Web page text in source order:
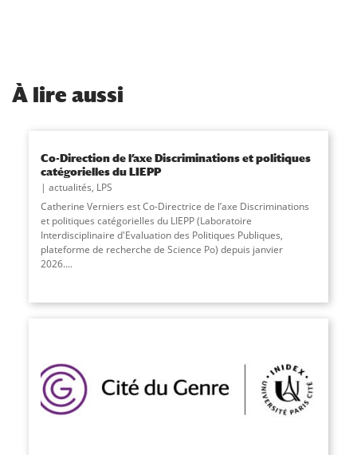
À lire aussi
Co-Direction de l’axe Discriminations et politiques
catégorielles du LIEPP
actualités, LPS
Catherine Verniers est Co-Directrice de l’axe Discriminations
et politiques catégorielles du LIEPP (Laboratoire
Interdisciplinaire d'Evaluation des Politiques Publiques,
plateforme de recherche de Science Po) depuis janvier
2026....